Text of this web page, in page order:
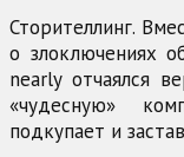
Сторителлинг.
о злоключениях
nearly отчаялся
«чудесную»
подкупает и